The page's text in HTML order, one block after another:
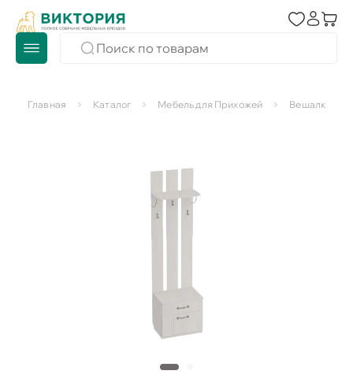
Главная Каталог Мебель для Прихожей Вешалки